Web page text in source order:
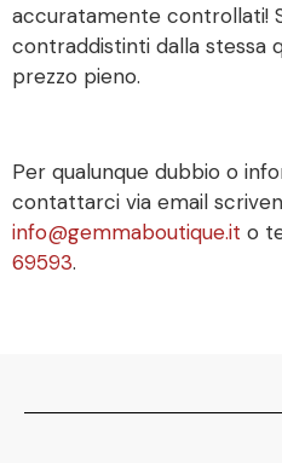
accuratamente controllati!
contraddistinti dalla stessa
prezzo pieno.
Per qualunque dubbio o
contattarci via email
info@gemmaboutique.it o
69593.